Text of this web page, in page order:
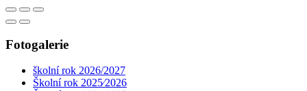
Fotogalerie
školní rok 2026/2027
Školní rok 2025⁄2026